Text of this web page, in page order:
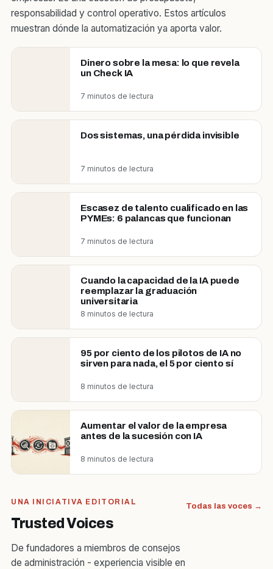
responsabilidad y control operativo. Estos artículos
muestran dónde la automatización ya aporta valor.
Dinero sobre la mesa: lo que revela
un Check IA
7 minutos de lectura
Dos sistemas, una pérdida invisible
7 minutos de lectura
Escasez de talento cualificado en las
PYMEs: 6 palancas que funcionan
7 minutos de lectura
Cuando la capacidad de la IA puede
reemplazar la graduación
universitaria
8 minutos de lectura
95 por ciento de los pilotos de IA no
sirven para nada, el 5 por ciento sí
8 minutos de lectura
Aumentar el valor de la empresa
antes de la sucesión con IA
8 minutos de lectura
UNA INICIATIVA EDITORIAL
Trusted Voices
De fundadores a miembros de consejos
de administración - experiencia visible en
Todas las voces →